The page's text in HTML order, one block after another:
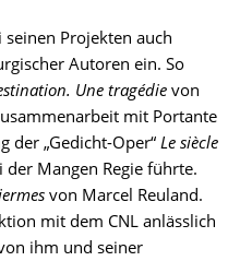
seinen Projekten auch
Autoren ein. So
Une tragédie von
mit Portante
„Gedicht-Oper“ Le siècle
der Mangen Regie führte.
von Marcel Reuland.
mit dem CNL anlässlich
ihm und seiner